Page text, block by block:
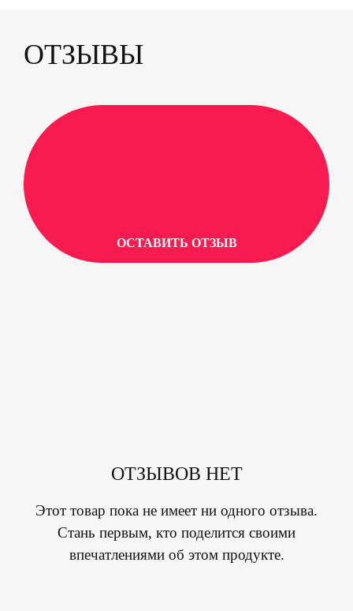
съемным пыльником....
ОТЗЫВЫ
ОСТАВИТЬ ОТЗЫВ
ОТЗЫВОВ НЕТ
Этот товар пока не имеет ни одного отзыва.
Стань первым, кто поделится своими
впечатлениями об этом продукте.